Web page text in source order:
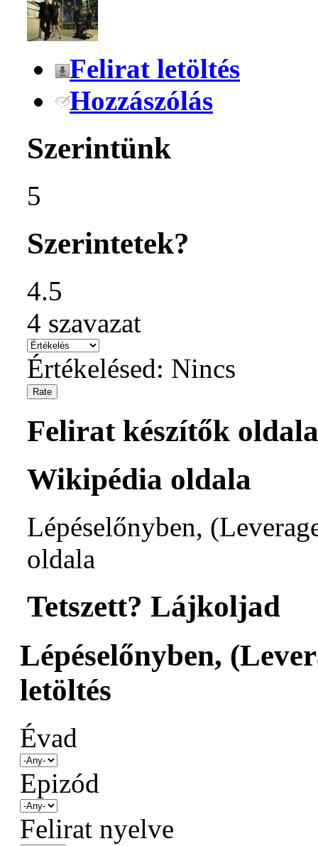
Felirat letöltés
Hozzászólás
Szerintünk
5
Szerintetek?
4.5
4 szavazat
Értékelésed: Nincs
Felirat készítők
Wikipédia oldala
Lépéselőnyben,
oldala
Tetszett? Lájkoljad
Lépéselőnyben,
letöltés
Évad
Epizód
Felirat nyelve